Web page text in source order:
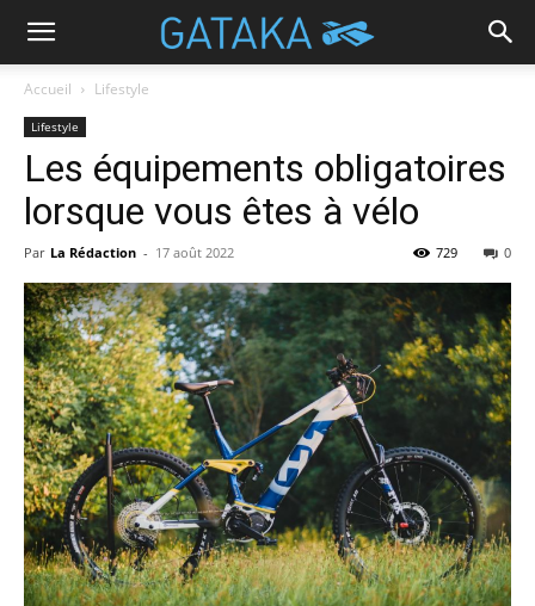
Accueil Lifestyle
Lifestyle
Les équipements obligatoires
lorsque vous êtes à vélo
Par La Rédaction - 17 août 2022 0
729